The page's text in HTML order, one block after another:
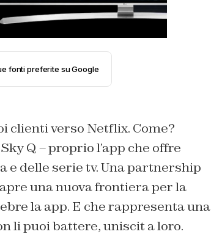
fonti preferite su Google
clienti verso Netflix. Come?
Q – proprio l’app che offre
e delle serie tv. Una partnership
una nuova frontiera per la
la app. E che rappresenta una
li puoi battere, uniscit a loro.